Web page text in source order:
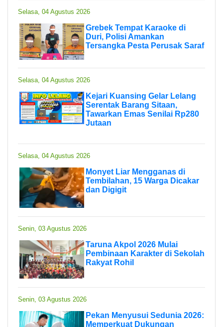
Selasa, 04 Agustus 2026
Grebek Tempat Karaoke di
Duri, Polisi Amankan
Tersangka Pesta Perusak Saraf
Selasa, 04 Agustus 2026
Kejari Kuansing Gelar Lelang
Serentak Barang Sitaan,
Tawarkan Emas Senilai Rp280
Jutaan
Selasa, 04 Agustus 2026
Monyet Liar Mengganas di
Tembilahan, 15 Warga Dicakar
dan Digigit
Senin, 03 Agustus 2026
Taruna Akpol 2026 Mulai
Pembinaan Karakter di Sekolah
Rakyat Rohil
Senin, 03 Agustus 2026
Pekan Menyusui Sedunia 2026:
Memperkuat Dukungan